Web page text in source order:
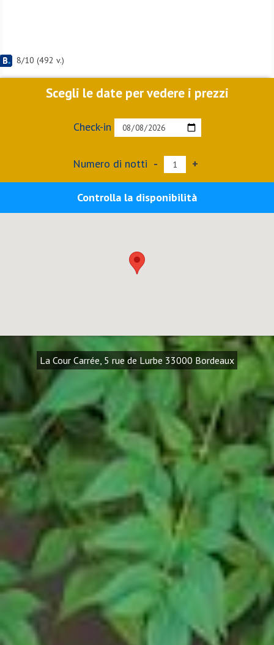
8/10 (492 v.)
Scegli le date per vedere i prezzi
Check-in
Numero di notti - +
Controlla la disponibilità
La Cour Carrée, 5 rue de Lurbe 33000 Bordeaux